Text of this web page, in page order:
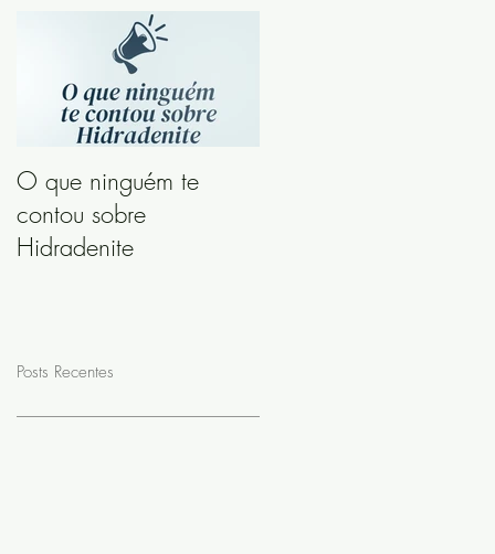
O que ninguém te
contou sobre
Hidradenite
Posts Recentes